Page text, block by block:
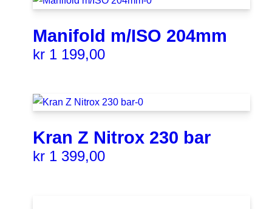
Manifold m/ISO 204mm
kr 1 199,00
Kran Z Nitrox 230 bar
kr 1 399,00